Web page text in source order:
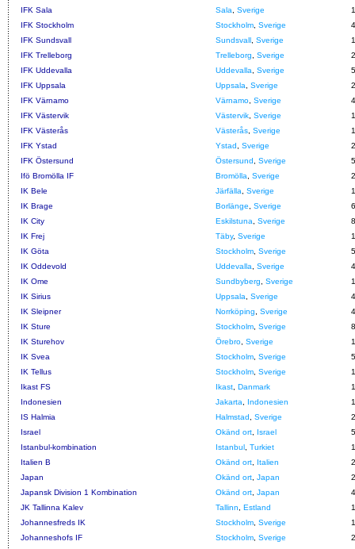
IFK Sala
Sala Sverige
1
IFK Stockholm
Stockholm Sverige
IFK Sundsvall
Sundsvall Sverige
IFK Trelleborg
Trelleborg Sverige
2
IFK Uddevalla
Uddevalla Sverige
5
IFK Uppsala
Uppsala Sverige
IFK Värnamo
Värnamo Sverige
4
IFK Västervik
Västervik Sverige
1
IFK Västerås
Västerås Sverige
IFK Ystad
Ystad Sverige
2
IFK Östersund
Östersund Sverige
5
Ifö Bromölla IF
Bromölla Sverige
2
IK Bele
Järfälla Sverige
1
IK Brage
Borlänge Sverige
IK City
Eskilstuna Sverige
8
IK Frej
Täby, Sverige
1
IK Göta
Stockholm Sverige
5
IK Oddevold
Uddevalla Sverige
4
IK Ome
Sundbyberg Sverige
1
IK Sirius
Uppsala Sverige
IK Sleipner
Norrköping Sverige
IK Sture
Stockholm Sverige
8
IK Sturehov
Örebro Sverige
1
IK Svea
Stockholm Sverige
5
IK Tellus
Stockholm Sverige
1
Ikast FS
Ikast Danmark
1
Indonesien
Jakarta Indonesien
1
IS Halmia
Halmstad Sverige
Israel
Okänd ort Israel
5
Istanbul-kombination
Istanbul Turkiet
1
Italien B
Okänd ort Italien
2
Japan
Okänd ort Japan
2
Japansk Division 1 Kombination
Okänd ort Japan
4
JK Tallinna Kalev
Tallinn Estland
1
Johannesfreds IK
Stockholm Sverige
1
Johanneshofs IF
Stockholm Sverige
2